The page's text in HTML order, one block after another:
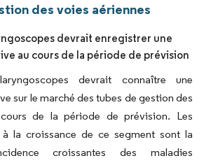
des voies aériennes
devrait enregistrer une
au cours de la période de prévision
devrait connaître une
sur le marché des tubes de gestion des
de la période de prévision. Les
la croissance de ce segment sont la
croissantes des maladies